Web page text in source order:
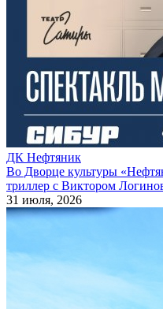
ДК Нефтяник
Во Дворце культуры
триллер с Виктором
31 июля, 2026